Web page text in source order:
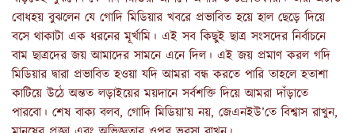
বোধহয় বুঝলেন যে গোদি মিডিয়ার খবরে প্রভাবিত হয়ে হাল ছেড়ে দিয়ে
বসে থাকাটা এক ধরনের মূর্খামি। এই সব কিছুই ছাত্র সংসদের নির্বাচনে
বাম ছাত্রদের জয় আমাদের সামনে এনে দিল। এই জয় প্রমাণ করল গদি
মিডিয়ার দ্বারা প্রভাবিত হওয়া যদি আমরা বন্ধ করতে পারি তাহলে হতাশা
কাটিয়ে উঠে অন্তত লড়াইয়ের ময়দানে সর্বশক্তি দিয়ে আমরা দাঁড়াতে
পারবো। শেষ বাক্য বলব, গোদি মিডিয়া’য় নয়, জেএনইউ’তে বিশ্বাস রাখুন,